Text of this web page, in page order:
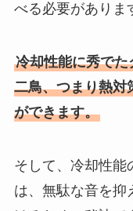
べる必要がありま
冷却性能に秀で
二鳥、つまり熱対
ができます。
そして、冷却性能
は、無駄な音を抑